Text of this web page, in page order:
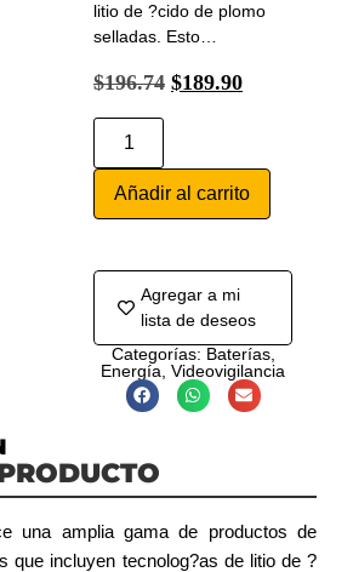
litio de ?cido de plomo
selladas. Esto…
$196.74 $189.90
Añadir al carrito
Agregar a mi
lista de deseos
Categorías: Baterías,
Energía Videovigilancia
una amplia gama de productos de
que incluyen tecnolog?as de litio de ?